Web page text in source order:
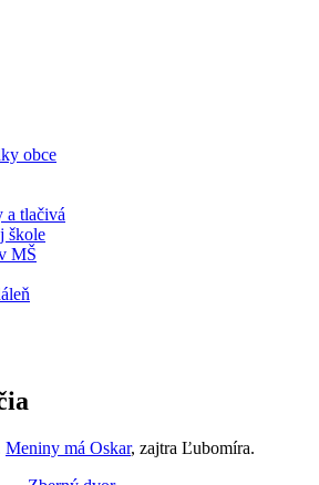
obce
a tlačivá
škole
MŠ
Meniny má Oskar, zajtra Ľubomíra.